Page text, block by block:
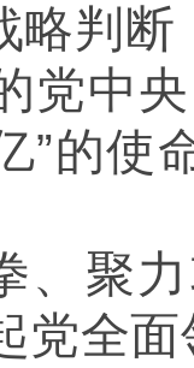
略判
党中
”的使
、聚
党全